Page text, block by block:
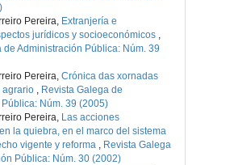
Pereira, Extranjería e
jurídicos y socioeconómicos
de Administración Pública: Núm. 39
Pereira, Crónica das xornadas
agrario
Revista Galega de
Núm. 39 (2005)
Pereira, Las acciones
la quiebra, en el marco del sistema
vigente y reforma
Revista Galega
Pública: Núm. 30 (2002)